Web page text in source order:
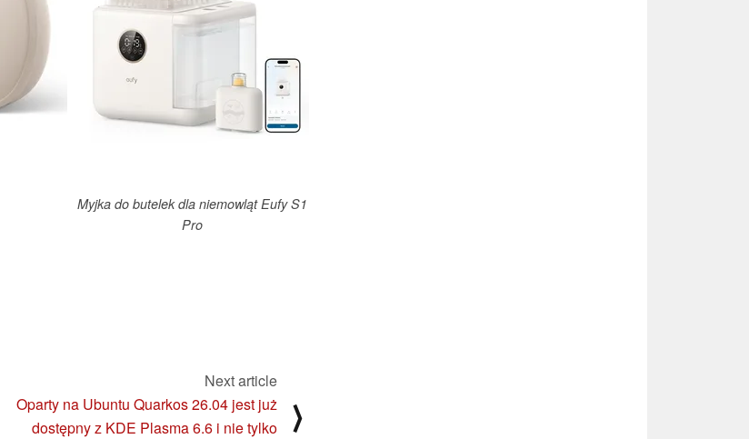
Myjka do butelek dla niemowląt Eufy S1
Pro
Next article
Oparty na Ubuntu Quarkos 26.04 jest już
dostępny z KDE Plasma 6.6 i nie tylko
⟩